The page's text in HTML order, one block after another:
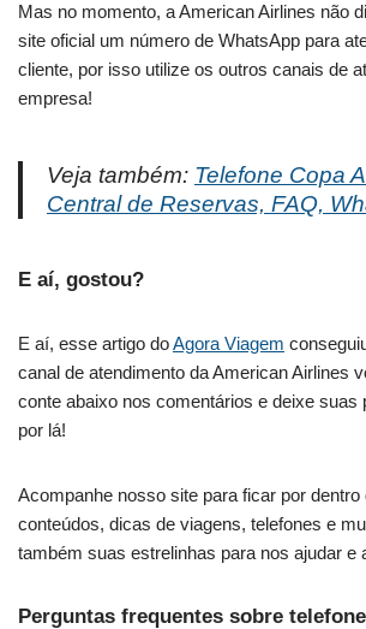
Mas no momento, a American Airlines não
site oficial um número de WhatsApp para
cliente, por isso utilize os outros canais de
empresa!
Veja também: Telefone Copa
Central de Reservas, FAQ,
E aí, gostou?
E aí, esse artigo doAgora Viagem
canal de atendimento da American Airlines
conte abaixo nos comentários e deixe suas
por lá!
Acompanhe nosso site para ficar por
conteúdos, dicas de viagens, telefones e
também suas estrelinhas para nos ajudar e
Perguntas frequentes sobre